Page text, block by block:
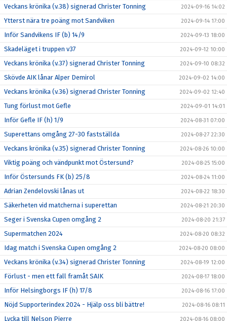
Veckans krönika (v.38) signerad Christer Tonning 2024-09-16 14:02
Ytterst nära tre poäng mot Sandviken 2024-09-14 17:00
Inför Sandvikens IF (b) 14/9 2024-09-13 18:00
Skadeläget i truppen v37 2024-09-12 10:00
Veckans krönika (v.37) signerad Christer Tonning 2024-09-10 08:32
Skövde AIK lånar Alper Demirol 2024-09-02 14:00
Veckans krönika (v.36) signerad Christer Tonning 2024-09-02 12:40
Tung förlust mot Gefle 2024-09-01 14:01
Inför Gefle IF (h) 1/9 2024-08-31 07:00
Superettans omgång 27-30 fastställda 2024-08-27 22:30
Veckans krönika (v.35) signerad Christer Tonning 2024-08-26 10:00
Viktig poäng och vändpunkt mot Östersund? 2024-08-25 15:00
Inför Östersunds FK (b) 25/8 2024-08-24 11:00
Adrian Zendelovski lånas ut 2024-08-22 18:30
Säkerheten vid matcherna i superettan 2024-08-21 20:30
Seger i Svenska Cupen omgång 2 2024-08-20 21:37
Supermatchen 2024 2024-08-20 08:32
Idag match i Svenska Cupen omgång 2 2024-08-20 08:00
Veckans krönika (v.34) signerad Christer Tonning 2024-08-19 12:00
Förlust - men ett fall framåt SAIK 2024-08-17 18:00
Inför Helsingborgs IF (h) 17/8 2024-08-16 17:00
Nöjd Supporterindex 2024 - Hjälp oss bli bättre! 2024-08-16 08:11
Lycka till Nelson Pierre 2024-08-16 08:00